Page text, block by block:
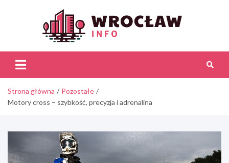
Strona główna
Pozostałe
Motory cross – szybkość, precyzja i adrenalina